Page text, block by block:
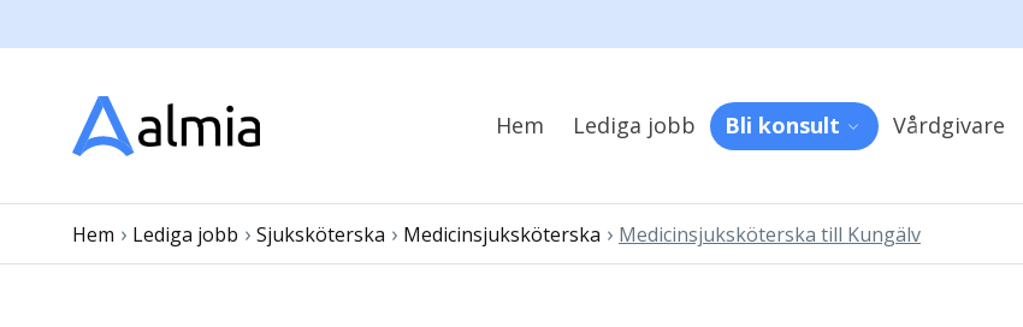
Hem Lediga jobb Bli konsult Vårdgivare
Hem › Lediga jobb › Sjuksköterska › Medicinsjuksköterska › Medicinsjuksköterska till Kungälv